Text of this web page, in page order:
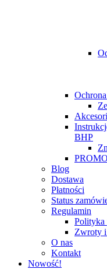
BHP
Blog
Dostawa
Płatności
Status
Regulamin
Polityka
Zwroty i
O nas
Kontakt
Nowość!